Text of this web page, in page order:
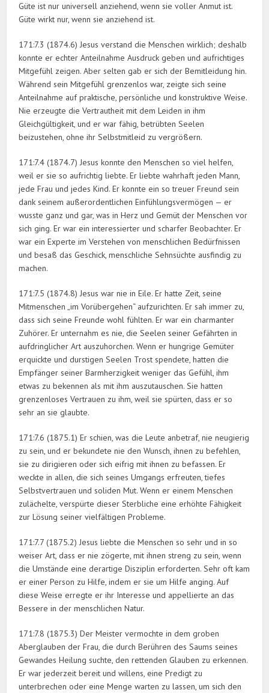
Güte ist nur universell anziehend, wenn sie voller Anmut ist.
Güte wirkt nur, wenn sie anziehend ist.
171:7.3 (1874.6) Jesus verstand die Menschen wirklich; deshalb
konnte er echter Anteilnahme Ausdruck geben und aufrichtiges
Mitgefühl zeigen. Aber selten gab er sich der Bemitleidung hin.
Während sein Mitgefühl grenzenlos war, zeigte sich seine
Anteilnahme auf praktische, persönliche und konstruktive Weise.
Nie erzeugte die Vertrautheit mit dem Leiden in ihm
Gleichgültigkeit, und er war fähig, betrübten Seelen
beizustehen, ohne ihr Selbstmitleid zu vergrößern.
171:7.4 (1874.7) Jesus konnte den Menschen so viel helfen,
weil er sie so aufrichtig liebte. Er liebte wahrhaft jeden Mann,
jede Frau und jedes Kind. Er konnte ein so treuer Freund sein
dank seinem außerordentlichen Einfühlungsvermögen — er
wusste ganz und gar, was in Herz und Gemüt der Menschen vor
sich ging. Er war ein interessierter und scharfer Beobachter. Er
war ein Experte im Verstehen von menschlichen Bedürfnissen
und besaß das Geschick, menschliche Sehnsüchte ausfindig zu
machen.
171:7.5 (1874.8) Jesus war nie in Eile. Er hatte Zeit, seine
Mitmenschen „im Vorübergehen“ aufzurichten. Er sah immer zu,
dass sich seine Freunde wohl fühlten. Er war ein charmanter
Zuhörer. Er unternahm es nie, die Seelen seiner Gefährten in
aufdringlicher Art auszuhorchen. Wenn er hungrige Gemüter
erquickte und durstigen Seelen Trost spendete, hatten die
Empfänger seiner Barmherzigkeit weniger das Gefühl, ihm
etwas zu bekennen als mit ihm auszutauschen. Sie hatten
grenzenloses Vertrauen zu ihm, weil sie spürten, dass er so
sehr an sie glaubte.
171:7.6 (1875.1) Er schien, was die Leute anbetraf, nie neugierig
zu sein, und er bekundete nie den Wunsch, ihnen zu befehlen,
sie zu dirigieren oder sich eifrig mit ihnen zu befassen. Er
weckte in allen, die sich seines Umgangs erfreuten, tiefes
Selbstvertrauen und soliden Mut. Wenn er einem Menschen
zulächelte, verspürte dieser Sterbliche eine erhöhte Fähigkeit
zur Lösung seiner vielfältigen Probleme.
171:7.7 (1875.2) Jesus liebte die Menschen so sehr und in so
weiser Art, dass er nie zögerte, mit ihnen streng zu sein, wenn
die Umstände eine derartige Disziplin erforderten. Sehr oft kam
er einer Person zu Hilfe, indem er sie um Hilfe anging. Auf
diese Weise erregte er ihr Interesse und appellierte an das
Bessere in der menschlichen Natur.
171:7.8 (1875.3) Der Meister vermochte in dem groben
Aberglauben der Frau, die durch Berühren des Saums seines
Gewandes Heilung suchte, den rettenden Glauben zu erkennen.
Er war jederzeit bereit und willens, eine Predigt zu
unterbrechen oder eine Menge warten zu lassen, um sich den